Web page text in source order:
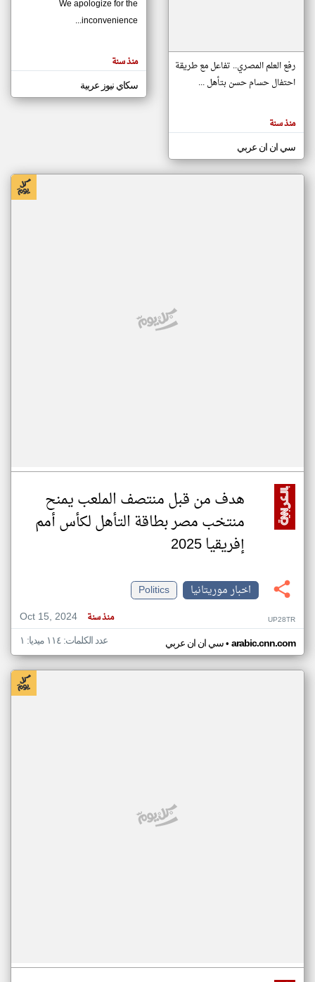
مصادر الأخبار من موريتانيا
اخبار موريتانيا على مدار الساعة
أهم اخبار موريتانيا العاجلة والمباشرة
المقالات
الموجوده
هنا عن
رفع العلم المصري.. تفاعل مع طريقة
احتفال حسام حسن بتأهل ...
منذ سنة
سي ان ان عربي
We apologize for the
inconvenience...
منذ سنة
سكاي نيوز عربية
هدف من قبل منتصف الملعب يمنح
منتخب مصر بطاقة التأهل لكأس أمم
إفريقيا 2025
اخبار موريتانيا
Politics
Oct 15, 2024
منذ سنة UP28TR
سي ان ان عربي• arabic.cnn.com عدد الكلمات: ١١٤ ميديا: ١
klyoum.com